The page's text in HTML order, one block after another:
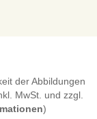
der Abbildungen
MwSt. und zzgl.
)